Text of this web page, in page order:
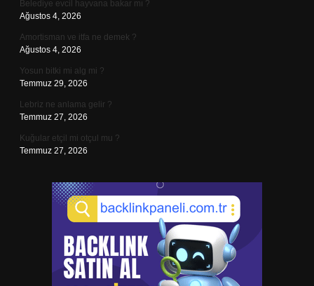
Belediye evcil hayvana bakar mı ?
Ağustos 4, 2026
Amortisman ve itfa ne demek ?
Ağustos 4, 2026
Yosun bitki mi alg mi ?
Temmuz 29, 2026
Lebriz ne anlama gelir ?
Temmuz 27, 2026
Kuğular etçil mi otçul mu ?
Temmuz 27, 2026